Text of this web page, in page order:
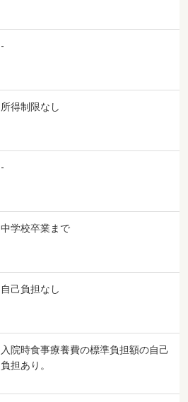
-
所得制限なし
-
中学校卒業まで
自己負担なし
入院時食事療養費の標準負担額の自己
負担あり。